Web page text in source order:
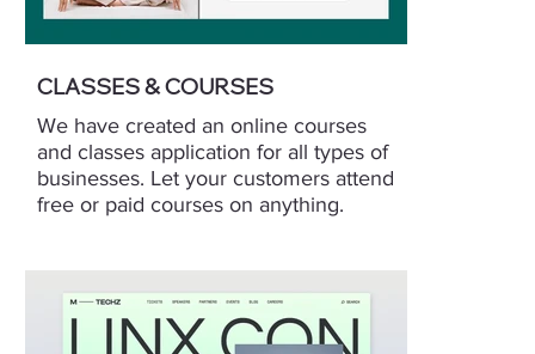
CLASSES & COURSES
We have created an online courses
and classes application for all types of
businesses. Let your customers attend
free or paid courses on anything.